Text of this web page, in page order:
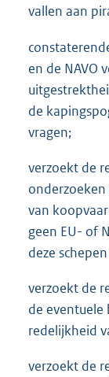
vallen aan
en de NAVO
de
vragen;
verzoekt de
van
geen EU- of
deze
verzoekt de
de eventuele
redelijkheid
verzoekt de